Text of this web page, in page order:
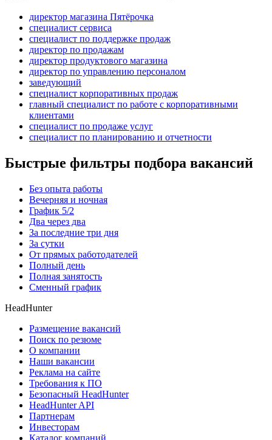
директор магазина Пятёрочка
специалист сервиса
специалист по поддержке продаж
директор по продажам
директор продуктового магазина
директор по управлению персоналом
заведующий
специалист корпоративных продаж
главный специалист по работе с корпоративными
клиентами
специалист по продаже услуг
специалист по планированию и отчетности
Быстрые фильтры подбора вакансий
Без опыта работы
Вечерняя и ночная
График 5/2
Два через два
За последние три дня
За сутки
От прямых работодателей
Полный день
Полная занятость
Сменный график
HeadHunter
Размещение вакансий
Поиск по резюме
О компании
Наши вакансии
Реклама на сайте
Требования к ПО
Безопасный HeadHunter
HeadHunter API
Партнерам
Инвесторам
Каталог компаний